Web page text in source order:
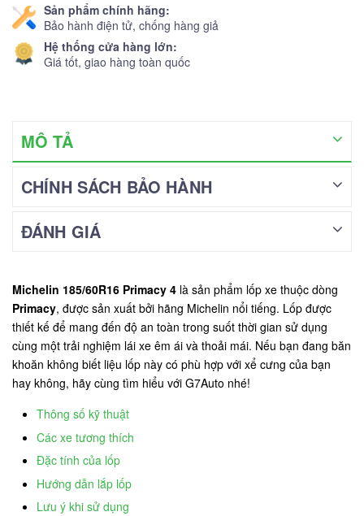
Sản phẩm chính hãng:
Bảo hành điện tử, chống hàng giả
Hệ thống cửa hàng lớn:
Giá tốt, giao hàng toàn quốc
MÔ TẢ
CHÍNH SÁCH BẢO HÀNH
ĐÁNH GIÁ
Michelin 185/60R16 Primacy 4 là sản phẩm lốp xe thuộc dòng
Primacy, được sản xuất bởi hãng Michelin nổi tiếng. Lốp được
thiết kế để mang đến độ an toàn trong suốt thời gian sử dụng
cùng một trải nghiệm lái xe êm ái và thoải mái. Nếu bạn đang băn
khoăn không biết liệu lốp này có phù hợp với xể cưng của bạn
hay không, hãy cùng tìm hiểu với G7Auto nhé!
Thông số kỹ thuật
Các xe tương thích
Đặc tính của lốp
Hướng dẫn lắp lốp
Lưu ý khi sử dụng